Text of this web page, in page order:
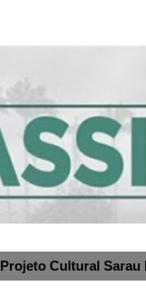
Projeto Cultural